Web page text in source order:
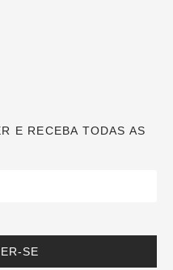
E RECEBA TODAS AS
SE